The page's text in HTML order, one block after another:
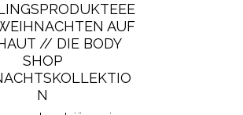
AUF
// DIE BODY
SHOP
N